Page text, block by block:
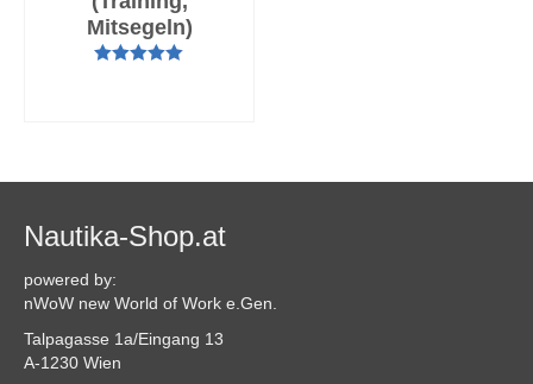
Mitsegeln)
Nautika-Shop.at
powered by:
nWoW new World of Work e.Gen.
Talpagasse 1a/Eingang 13
A-1230 Wien